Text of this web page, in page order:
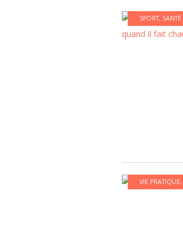
SPORT, SANTÉ
VIE PRATIQUE,